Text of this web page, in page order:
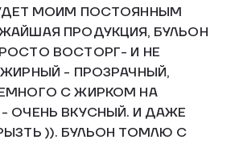
МОИМ ПОСТОЯННЫМ
ПРОДУКЦИЯ, БУЛЬОН
ВОСТОРГ- И НЕ
- ПРОЗРАЧНЫЙ,
С ЖИРКОМ НА
ОЧЕНЬ ВКУСНЫЙ. И ДАЖЕ
)). БУЛЬОН ТОМЛЮ С